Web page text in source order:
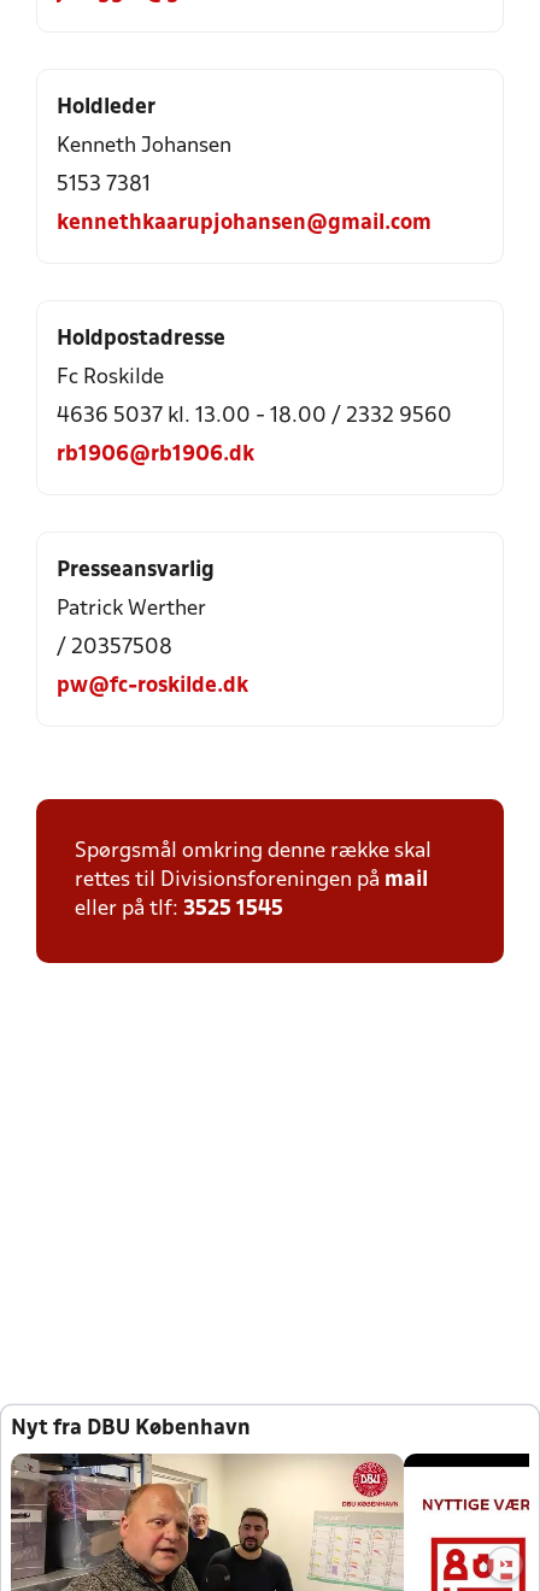
Holdleder
Kenneth Johansen
5153 7381
kennethkaarupjohansen@gmail.com
Holdpostadresse
Fc Roskilde
4636 5037 kl. 13.00 - 18.00 / 2332 9560
rb1906@rb1906.dk
Presseansvarlig
Patrick Werther
/ 20357508
pw@fc-roskilde.dk
Spørgsmål omkring denne række skal
rettes til Divisionsforeningen på mail
eller på tlf: 3525 1545
Nyt fra DBU København